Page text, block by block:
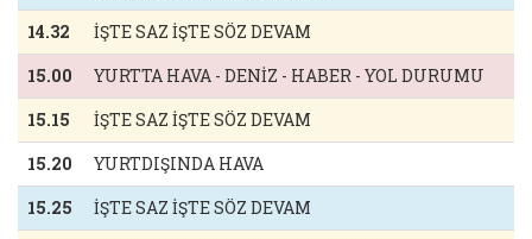
14.32
İŞTE SAZ İŞTE SÖZ DEVAM
15.00
YURTTA HAVA - DENİZ - HABER - YOL DURUMU
15.15
İŞTE SAZ İŞTE SÖZ DEVAM
15.20
YURTDIŞINDA HAVA
15.25
İŞTE SAZ İŞTE SÖZ DEVAM